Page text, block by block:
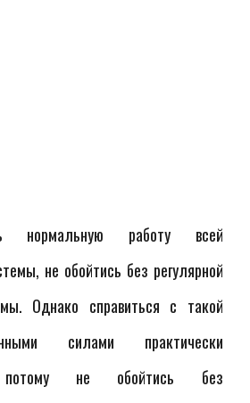
нормальную работу всей
не обойтись без регулярной
Однако справиться с такой
силами практически
не обойтись без